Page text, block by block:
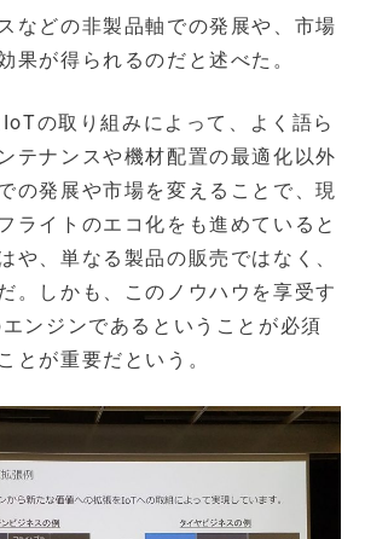
などの非製品軸での発展や、市場
果が得られるのだと述べた。
の取り組みによって、よく語ら
テナンスや機材配置の最適化以外
の発展や市場を変えることで、現
ライトのエコ化をも進めていると
や、単なる製品の販売ではなく、
。しかも、このノウハウを享受す
ンジンであるということが必須
とが重要だという。